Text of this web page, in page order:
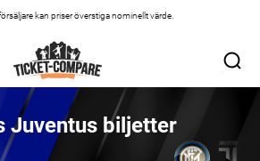
kan priser överstiga nominellt värde.
Juventus biljetter